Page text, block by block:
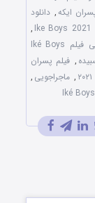
, دانلود
,
زیرنویس فارسی فیلم Iké Boys
, فیلم پسران
, ماجراجویی ,